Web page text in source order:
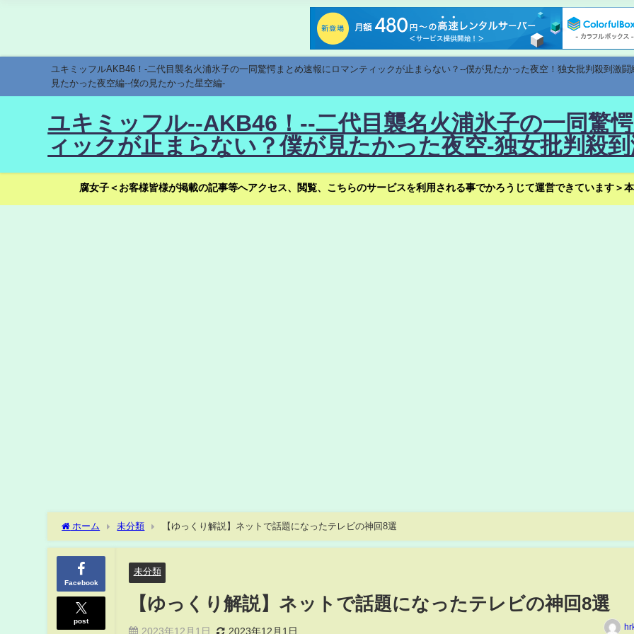
ユキミッフルAKB46！-二代目襲名火浦氷子の一同驚愕まとめ速報にロマンティックが止まらない？--僕が見たかった夜空！独女批判殺到激
見たかった夜空編--僕の見たかった星空編-
ユキミッフル--AKB46！--二代目襲名火浦氷子の一同驚
ィックが止まらない？僕が見たかった夜空-独女批判殺
腐女子＜お客様皆様が掲載の記事等へアクセス、閲覧、こちらのサービスを利用される事でかろうじて運営できています＞
ホーム 未分類 【ゆっくり解説】ネットで話題になったテレビの神回8選
Facebook
post
未分類
【ゆっくり解説】ネットで話題になったテレビの神回8選
2023年12月1日 2023年12月1日